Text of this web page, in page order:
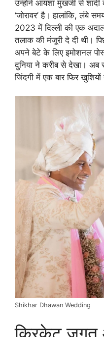
उन्होंने आयशा मुखर्जी से
‘जोरावर’ है। हालांकि, लंबे
2023 में दिल्ली की एक
तलाक की मंजूरी दे दी थी।
अपने बेटे के लिए इमोशनल
दुनिया ने करीब से देखा।
जिंदगी में एक बार फिर
Shikhar Dhawan Wedding